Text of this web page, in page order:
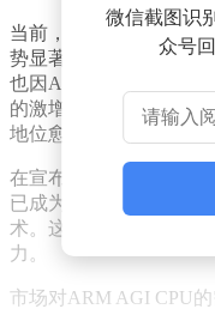
当前，AI产业正经历从
势显著推动了CPU需求
也因AI推理及Agentic
的激增。CPU正重新成
地位愈发凸显。
在宣布这一观点的同时
已成为其自研AGI CPU
术。这一消息进一步印
力。
市场对ARM AGI CPU
微信截图识
众号